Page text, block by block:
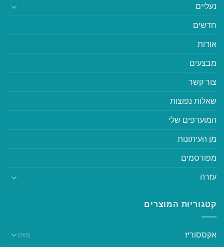
נעליים
חדשים
אודות
מבצעים
צור קשר
שאלות נפוצות
המועדפים שלי
מן העיתונות
מפורסמים
עזרה
קטגוריות המוצרים
אקססוריז (365)